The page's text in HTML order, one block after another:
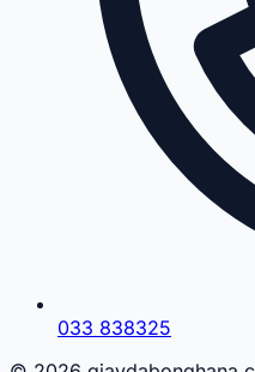
033 838325